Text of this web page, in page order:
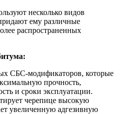
несколько видов
ему различные
распространенных
СБС-модификаторов, которые
прочность,
и сроки эксплуатации.
черепице высокую
увеличенную адгезивную